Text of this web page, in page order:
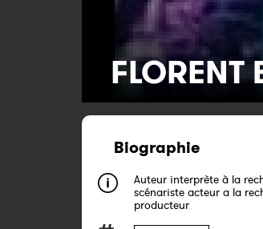
FLORENT
Biographie
Auteur interprète à la
scénariste acteur a la
producteur